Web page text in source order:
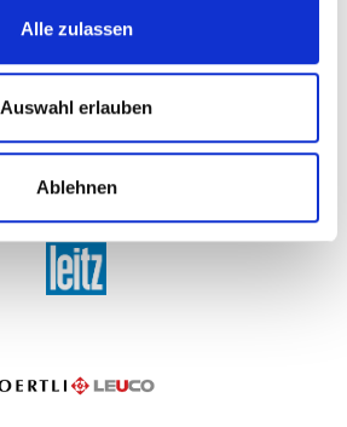
Alle zulassen
Auswahl erlauben
Ablehnen